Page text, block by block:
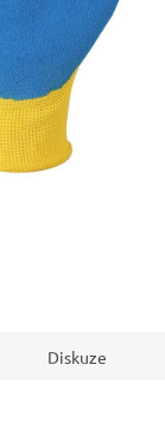
Diskuze